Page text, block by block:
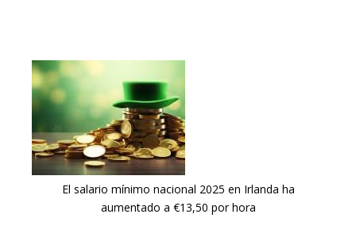
El salario mínimo nacional 2025 en Irlanda ha
aumentado a €13,50 por hora